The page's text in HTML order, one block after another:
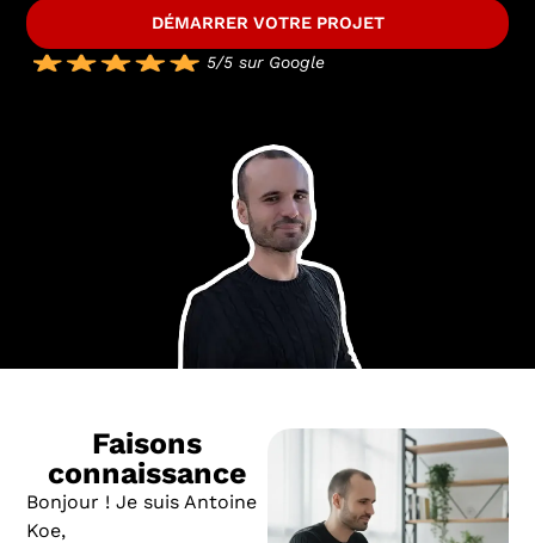
DÉMARRER VOTRE PROJET
5/5 sur Google
Faisons
connaissance
Bonjour ! Je suis Antoine
Koe,